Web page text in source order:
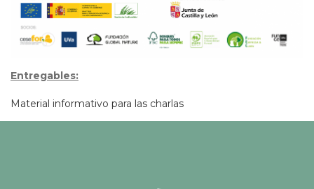
Entregables:
Material informativo para las charlas